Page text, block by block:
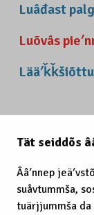
Tät seiddõs
Ââʹnnep
suåvtummša,
tuärjjummša da
Luâđast
Luõvâs